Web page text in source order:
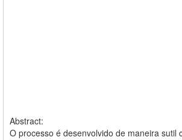
Abstract:
O processo é desenvolvido de maneira sutil